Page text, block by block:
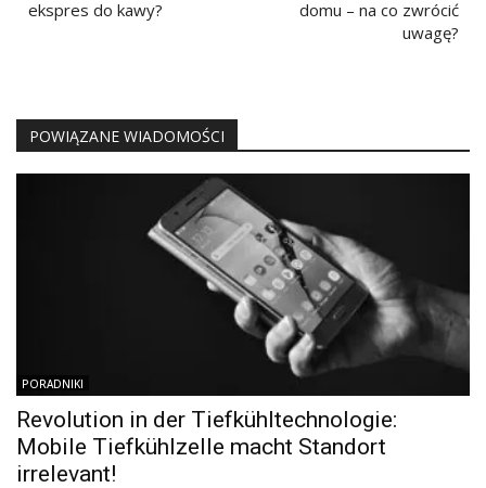
ekspres do kawy?
domu – na co zwrócić
uwagę?
POWIĄZANE WIADOMOŚCI
PORADNIKI
Revolution in der Tiefkühltechnologie:
Mobile Tiefkühlzelle macht Standort
irrelevant!